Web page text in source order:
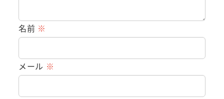
名前 ※
メール ※